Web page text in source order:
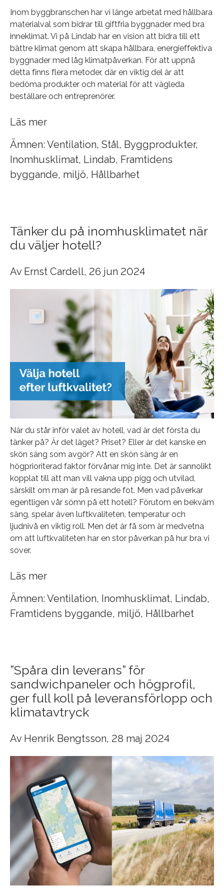
Inom byggbranschen har vi länge arbetat med hållbara
materialval som bidrar till giftfria byggnader med bra
inneklimat. Vi på Lindab har en vision att bidra till ett
bättre klimat genom att skapa hållbara, energieffektiva
byggnader med låg klimatpåverkan. För att uppnå
detta finns flera metoder, där en viktig del är att
bedöma produkter och material för att vägleda
beställare och entreprenörer.
Läs mer
Ämnen: Ventilation, Stål, Byggprodukter,
Inomhusklimat, Lindab, Framtidens
byggande, miljö, Hållbarhet
Tänker du på inomhusklimatet när
du väljer hotell?
Av Ernst Cardell, 26 jun 2024
När du står inför valet av hotell, vad är det första du
tänker på? Är det läget? Priset? Eller är det kanske en
skön säng som avgör? Att en skön säng är en
högprioriterad faktor förvånar mig inte. Det är sannolikt
kopplat till att man vill vakna upp pigg och utvilad,
särskilt om man är på resande fot. Men vad påverkar
egentligen vår sömn på ett hotell? Förutom en bekväm
säng, spelar även luftkvaliteten, temperatur och
ljudnivå en viktig roll. Men det är få som är medvetna
om att luftkvaliteten har en stor påverkan på hur bra vi
sover.
Läs mer
Ämnen: Ventilation, Inomhusklimat, Lindab,
Framtidens byggande, miljö, Hållbarhet
”Spåra din leverans” för
sandwichpaneler och högprofil,
ger full koll på leveransförlopp och
klimatavtryck
Av Henrik Bengtsson, 28 maj 2024